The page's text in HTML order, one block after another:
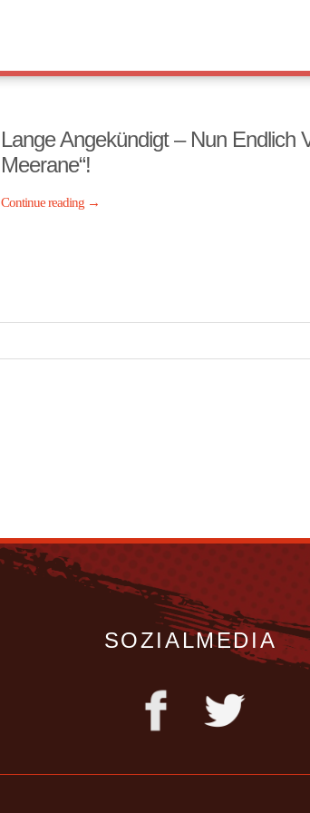
Lange Angekündigt – Nun Endlich
Meerane“!
Continue reading →
SOZIALMEDIA